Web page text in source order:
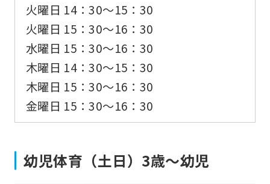
火曜日 14：30〜15：30
火曜日 15：30〜16：30
水曜日 15：30〜16：30
木曜日 14：30〜15：30
木曜日 15：30〜16：30
金曜日 15：30〜16：30
幼児体育（土日）3歳～幼児